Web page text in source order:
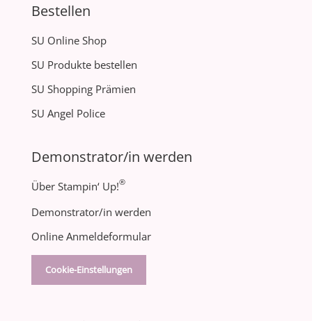
Bestellen
SU Online Shop
SU Produkte bestellen
SU Shopping Prämien
SU Angel Police
Demonstrator/in werden
Über Stampin‘ Up!®
Demonstrator/in werden
Online Anmeldeformular
Cookie-Einstellungen